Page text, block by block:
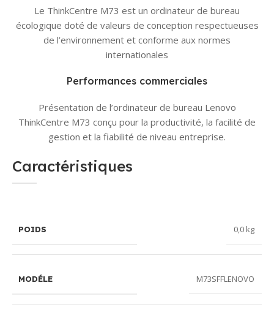
Le ThinkCentre M73 est un ordinateur de bureau
écologique doté de valeurs de conception respectueuses
de l’environnement et conforme aux normes
internationales
Performances commerciales
Présentation de l’ordinateur de bureau Lenovo
ThinkCentre M73 conçu pour la productivité, la facilité de
gestion et la fiabilité de niveau entreprise.
Caractéristiques
POIDS 0,0 kg
MODÉLE M73SFFLENOVO